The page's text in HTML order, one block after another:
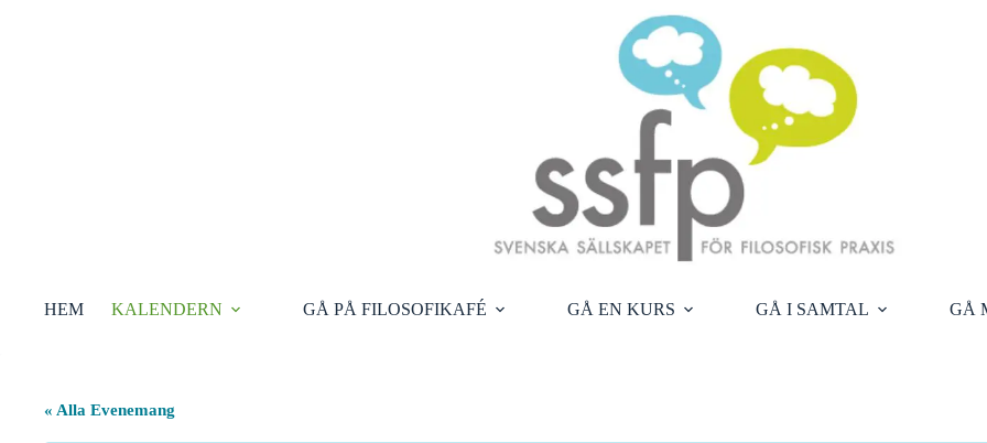
HEM KALENDERN GÅ PÅ FILOSOFIKAFÉ GÅ EN KURS GÅ I SAMTAL GÅ
« Alla Evenemang